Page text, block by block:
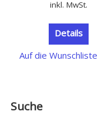
inkl. MwSt.
Details
Auf die Wunschliste
Suche